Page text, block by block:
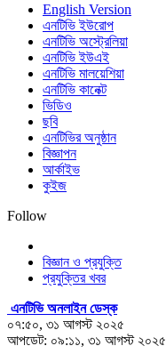
English Version
এনটিভি ইউরোপ
এনটিভি অস্ট্রেলিয়া
এনটিভি ইউএই
এনটিভি মালয়েশিয়া
এনটিভি কানেক্ট
ভিডিও
ছবি
এনটিভির অনুষ্ঠান
বিজ্ঞাপন
আর্কাইভ
কুইজ
Follow
বিজ্ঞান ও প্রযুক্তি
প্রযুক্তির খবর
এনটিভি অনলাইন ডেস্ক
০৭:৫০, ৩১ আগস্ট ২০২৫
আপডেট: ০৯:১১, ৩১ আগস্ট ২০২৫